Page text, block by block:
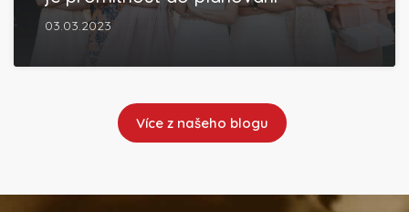
03.03.2023
Více z našeho blogu